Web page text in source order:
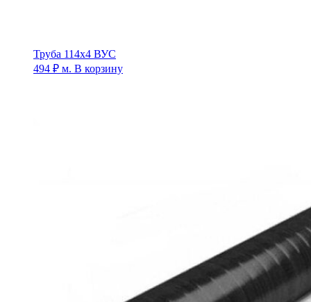
Труба 114х4 ВУС
494 ₽ м. В корзину